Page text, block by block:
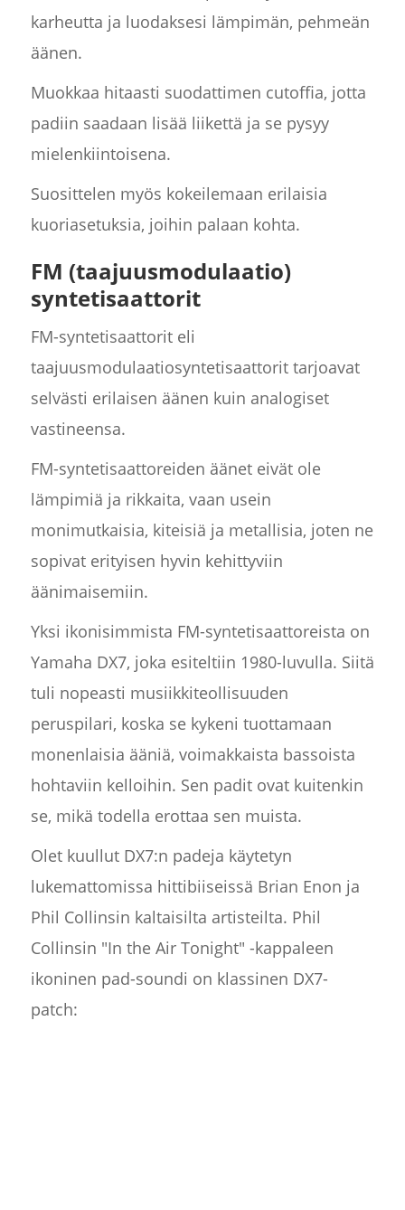
karheutta ja luodaksesi lämpimän, pehmeän
äänen.
Muokkaa hitaasti suodattimen cutoffia, jotta
padiin saadaan lisää liikettä ja se pysyy
mielenkiintoisena.
Suosittelen myös kokeilemaan erilaisia
kuoriasetuksia, joihin palaan kohta.
FM (taajuusmodulaatio)
syntetisaattorit
FM-syntetisaattorit eli
taajuusmodulaatiosyntetisaattorit tarjoavat
selvästi erilaisen äänen kuin analogiset
vastineensa.
FM-syntetisaattoreiden äänet eivät ole
lämpimiä ja rikkaita, vaan usein
monimutkaisia, kiteisiä ja metallisia, joten ne
sopivat erityisen hyvin kehittyviin
äänimaisemiin.
Yksi ikonisimmista FM-syntetisaattoreista on
Yamaha DX7, joka esiteltiin 1980-luvulla. Siitä
tuli nopeasti musiikkiteollisuuden
peruspilari, koska se kykeni tuottamaan
monenlaisia ääniä, voimakkaista bassoista
hohtaviin kelloihin. Sen padit ovat kuitenkin
se, mikä todella erottaa sen muista.
Olet kuullut DX7:n padeja käytetyn
lukemattomissa hittibiiseissä Brian Enon ja
Phil Collinsin kaltaisilta artisteilta. Phil
Collinsin "In the Air Tonight" -kappaleen
ikoninen pad-soundi on klassinen DX7-
patch: